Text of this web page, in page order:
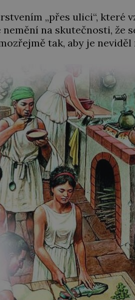
„přes ulici“, které
na skutečnosti, že
tak, aby je